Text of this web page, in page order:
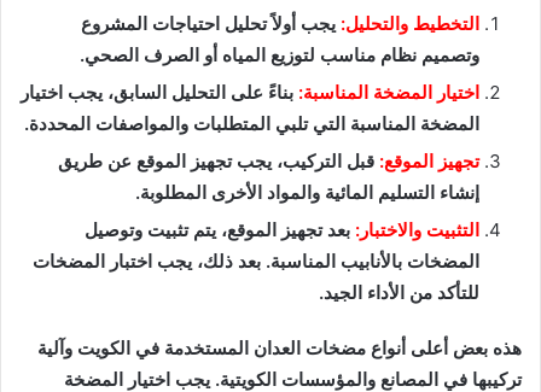
التخطيط والتحليل: يجب أولاً تحليل احتياجات المشروع
وتصميم نظام مناسب لتوزيع المياه أو الصرف الصحي.
اختيار المضخة المناسبة: بناءً على التحليل السابق، يجب اختيار
المضخة المناسبة التي تلبي المتطلبات والمواصفات المحددة.
تجهيز الموقع: قبل التركيب، يجب تجهيز الموقع عن طريق
إنشاء التسليم المائية والمواد الأخرى المطلوبة.
التثبيت والاختبار: بعد تجهيز الموقع، يتم تثبيت وتوصيل
المضخات بالأنابيب المناسبة. بعد ذلك، يجب اختبار المضخات
للتأكد من الأداء الجيد.
هذه بعض أعلى أنواع مضخات العدان المستخدمة في الكويت وآلية
تركيبها في المصانع والمؤسسات الكويتية. يجب اختيار المضخة